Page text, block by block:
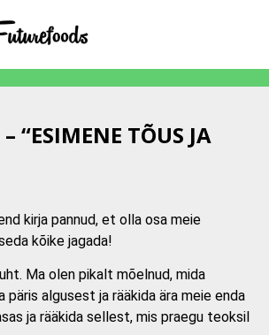
“ESIMENE TÕUS JA
kirja pannud, et olla osa meie
kõike jagada!
Ma olen pikalt mõelnud, mida
algusest ja rääkida ära meie enda
ja rääkida sellest, mis praegu teoksil